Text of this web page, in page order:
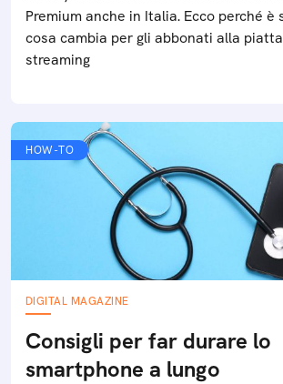
Premium anche in Italia. Ecco perché è
cosa cambia per gli abbonati alla
streaming
HOW-TO
DIGITAL MAGAZINE
Consigli per far durare lo
smartphone a lungo